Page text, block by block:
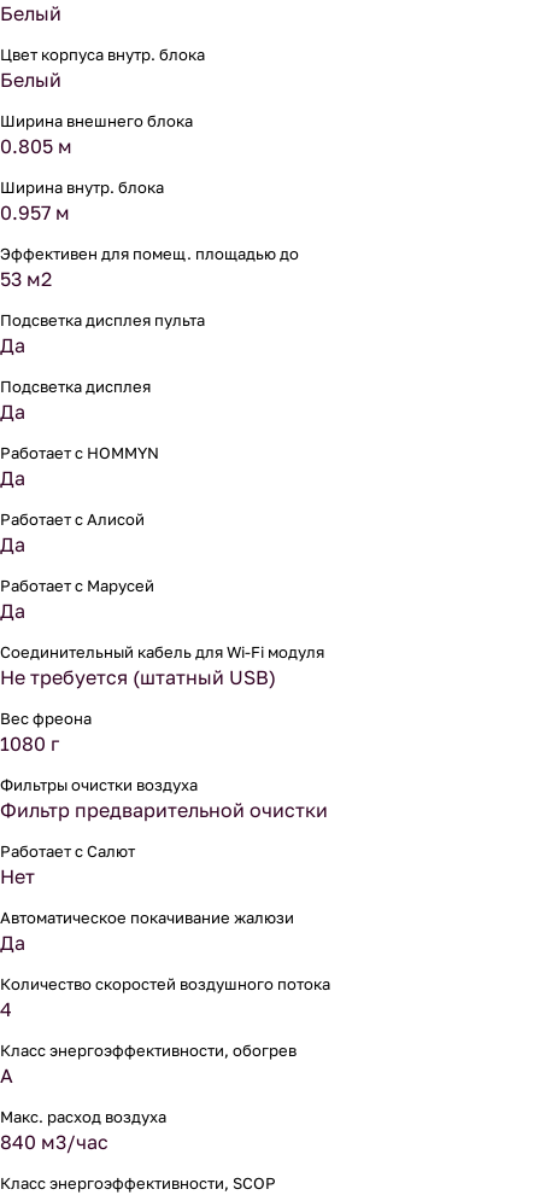
Белый
Цвет корпуса внутр. блока
Белый
Ширина внешнего блока
0.805 м
Ширина внутр. блока
0.957 м
Эффективен для помещ. площадью до
53 м2
Подсветка дисплея пульта
Да
Подсветка дисплея
Да
Работает с HOMMYN
Да
Работает с Алисой
Да
Работает с Марусей
Да
Соединительный кабель для Wi-Fi модуля
Не требуется (штатный USB)
Вес фреона
1080 г
Фильтры очистки воздуха
Фильтр предварительной очистки
Работает с Салют
Нет
Автоматическое покачивание жалюзи
Да
Количество скоростей воздушного потока
4
Класс энергоэффективности, обогрев
A
Макс. расход воздуха
840 м3/час
Класс энергоэффективности, SCOP